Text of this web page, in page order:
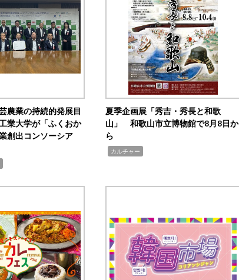
農業の持続的発展目
業大学が「ふくおか
創出コンソーシア
夏季企画展「秀吉・秀長と和歌
山」 和歌山市立博物館で8月8日か
ら
カルチャー